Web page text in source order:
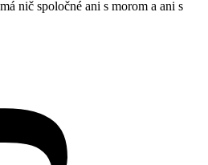
nič spoločné ani s morom a ani s